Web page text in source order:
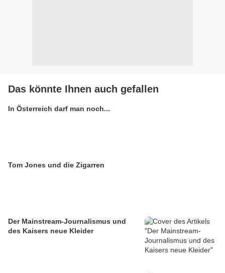
Das könnte Ihnen auch gefallen
In Österreich darf man noch...
Tom Jones und die Zigarren
Der Mainstream-Journalismus und
des Kaisers neue Kleider